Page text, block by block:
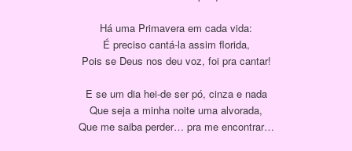
Há uma Primavera em cada vida:
É preciso cantá-la assim florida,
Pois se Deus nos deu voz, foi pra cantar!
E se um dia hei-de ser pó, cinza e nada
Que seja a minha noite uma alvorada,
Que me saiba perder… pra me encontrar…